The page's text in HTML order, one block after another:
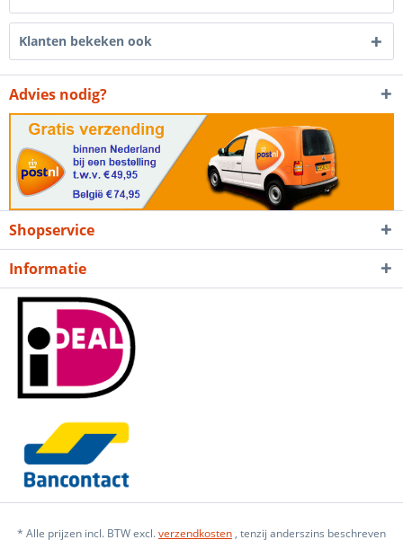
Klanten bekeken ook
Advies nodig?
Shopservice
Informatie
* Alle prijzen incl. BTW excl.verzendkosten , tenzij anderszins beschreven